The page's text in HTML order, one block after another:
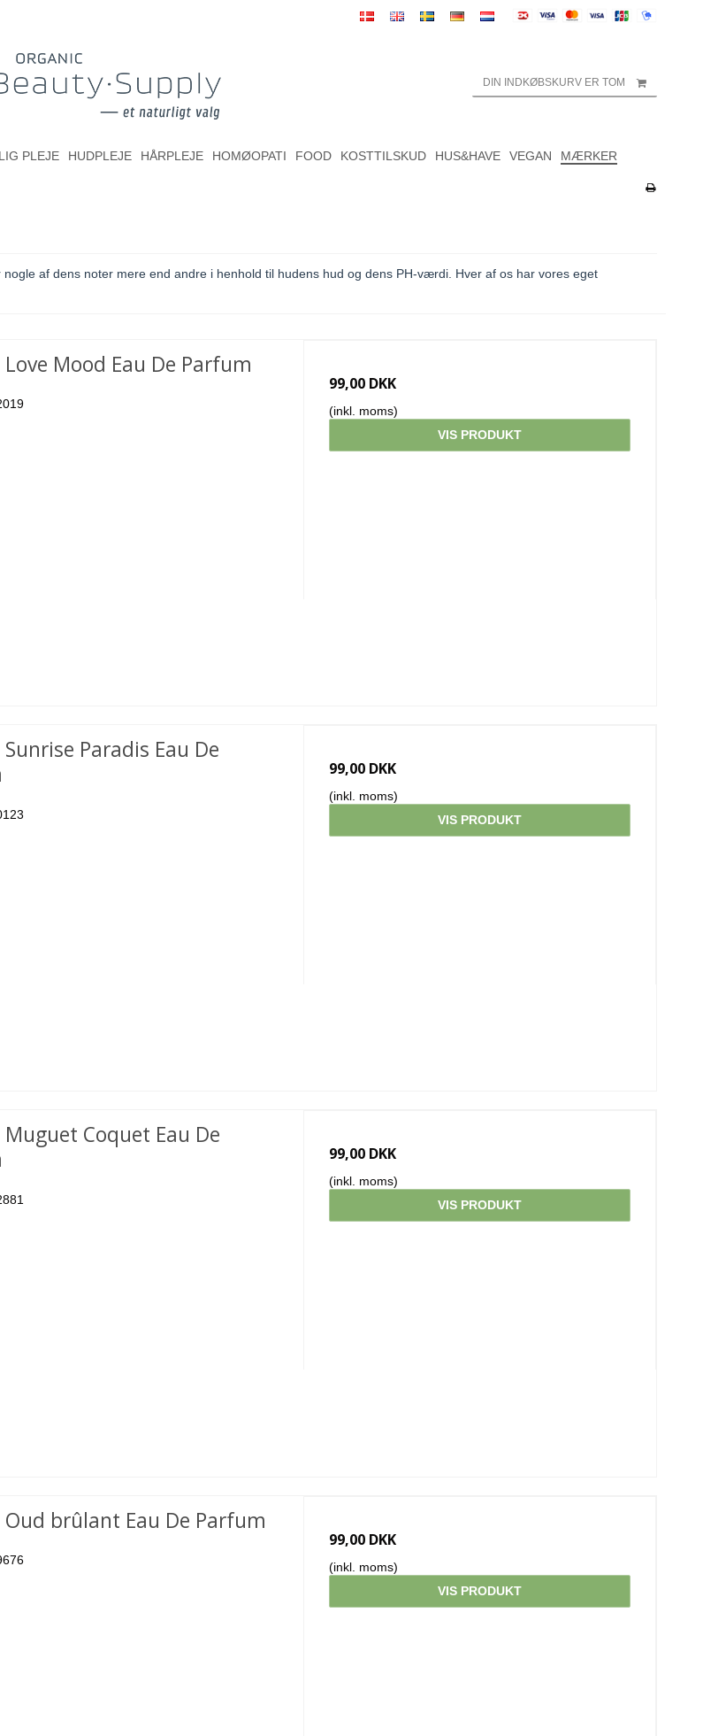
DIN INDKØBSKURV ER TOM
PLEJE HUDPLEJE HÅRPLEJE HOMØOPATI FOOD KOSTTILSKUD HUS&HAVE VEGAN MÆRKER
af dens noter mere end andre i henhold til hudens hud og dens PH-værdi. Hver af os har vores eget
Mood Eau De Parfum
99,00 DKK
(inkl. moms)
VIS PRODUKT
Paradis Eau De
99,00 DKK
(inkl. moms)
VIS PRODUKT
Coquet Eau De
99,00 DKK
(inkl. moms)
VIS PRODUKT
brûlant Eau De Parfum
99,00 DKK
(inkl. moms)
VIS PRODUKT